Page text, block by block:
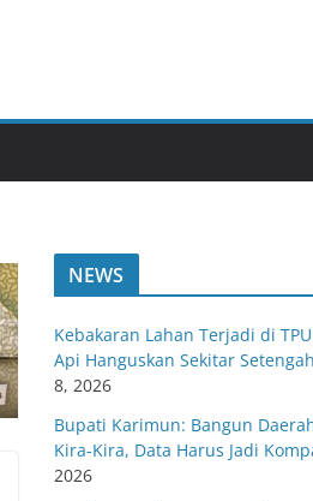
NEWS
Kebakaran Lahan Terjadi di
Api Hanguskan Sekitar
8, 2026
Bupati Karimun: Bangun
Kira-Kira, Data Harus Jadi
2026